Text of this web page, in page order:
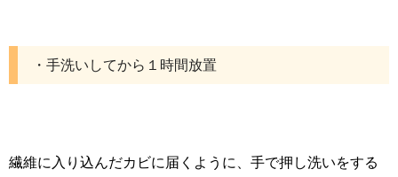
・手洗いしてから１時間放置
繊維に入り込んだカビに届くように、手で押し洗いをする